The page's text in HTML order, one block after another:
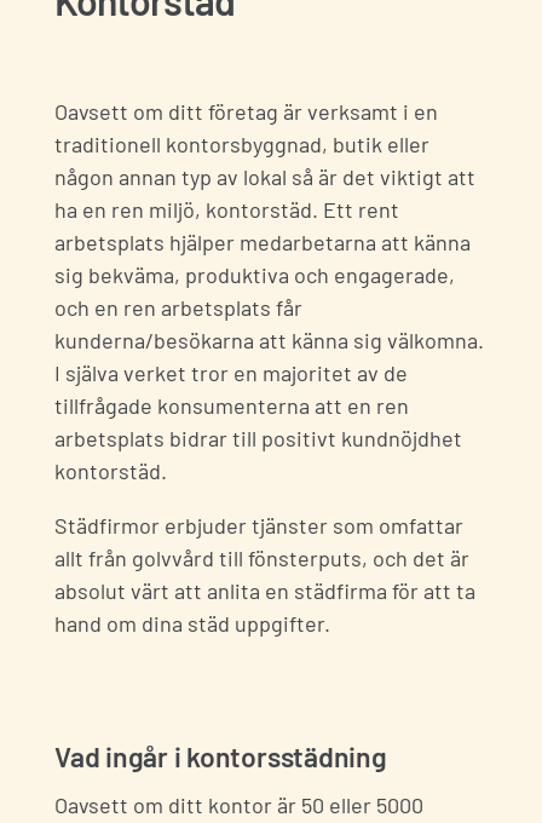
Oavsett om ditt företag är verksamt i en
traditionell kontorsbyggnad, butik eller
någon annan typ av lokal så är det viktigt att
ha en ren miljö, kontorstäd. Ett rent
arbetsplats hjälper medarbetarna att känna
sig bekväma, produktiva och engagerade,
och en ren arbetsplats får
kunderna/besökarna att känna sig välkomna.
I själva verket tror en majoritet av de
tillfrågade konsumenterna att en ren
arbetsplats bidrar till positivt kundnöjdhet
kontorstäd.
Städfirmor erbjuder tjänster som omfattar
allt från golvvård till fönsterputs, och det är
absolut värt att anlita en städfirma för att ta
hand om dina städ uppgifter.
Vad ingår i kontorsstädning
Oavsett om ditt kontor är 50 eller 5000